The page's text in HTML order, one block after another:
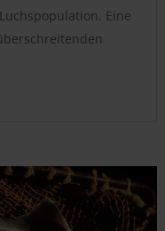
Eine